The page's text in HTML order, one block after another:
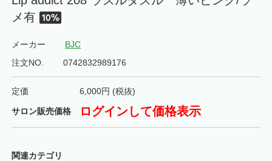
メ有
メーカー
BJC
注文NO.
0742832989176
定価 6,000円 (税抜)
サロン販売価格 ログインして価格表示
関連カテゴリ